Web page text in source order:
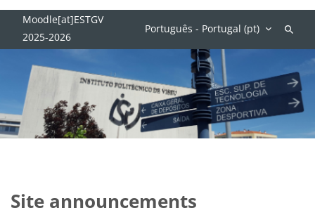
Português - Portugal ‎(pt)‎
Site announcements